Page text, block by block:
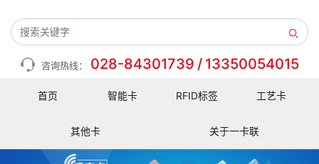
咨询热线： 028-84301739 / 13350054015
首页 智能卡 RFID标签 工艺卡
其他卡 关于一卡联